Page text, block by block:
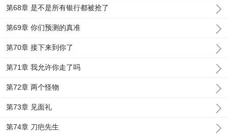
第68章 是不是所有银行都被抢了
第69章 你们预测的真准
第70章 接下来到你了
第71章 我允许你走了吗
第72章 两个怪物
第73章 见面礼
第74章 刀疤先生